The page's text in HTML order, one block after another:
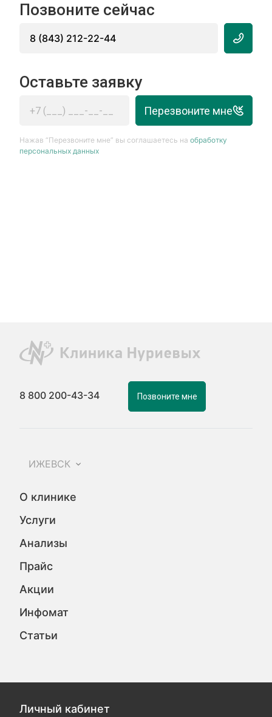
Позвоните сейчас
8 (843) 212-22-44
Оставьте заявку
Перезвоните мне
Нажав “Перезвоните мне” вы соглашаетесь наобработку
персональных данных
8 800 200-43-34 Позвоните мне
ИЖЕВСК
О клинике
Услуги
Анализы
Прайс
Акции
Инфомат
Статьи
Личный кабинет